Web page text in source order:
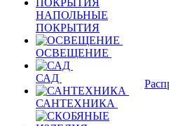
НАПОЛЬНЫЕ
ПОКРЫТИЯ
ОСВЕЩЕНИЕ
САД
САНТЕХНИКА